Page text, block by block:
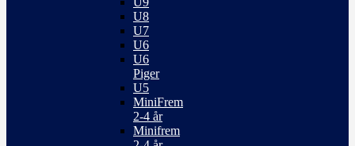
U8
U7
U6
U6
Piger
U5
MiniFrem
2-4 år
Minifrem